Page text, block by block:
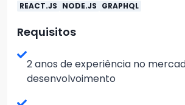
REACT.JS NODE.JS GRAPHQL
Requisitos
2 anos de experiência no
desenvolvoimento